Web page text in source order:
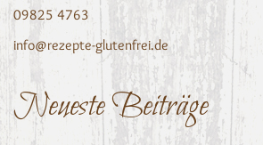
09825 4763
info@rezepte-glutenfrei.de
Neueste Beiträge